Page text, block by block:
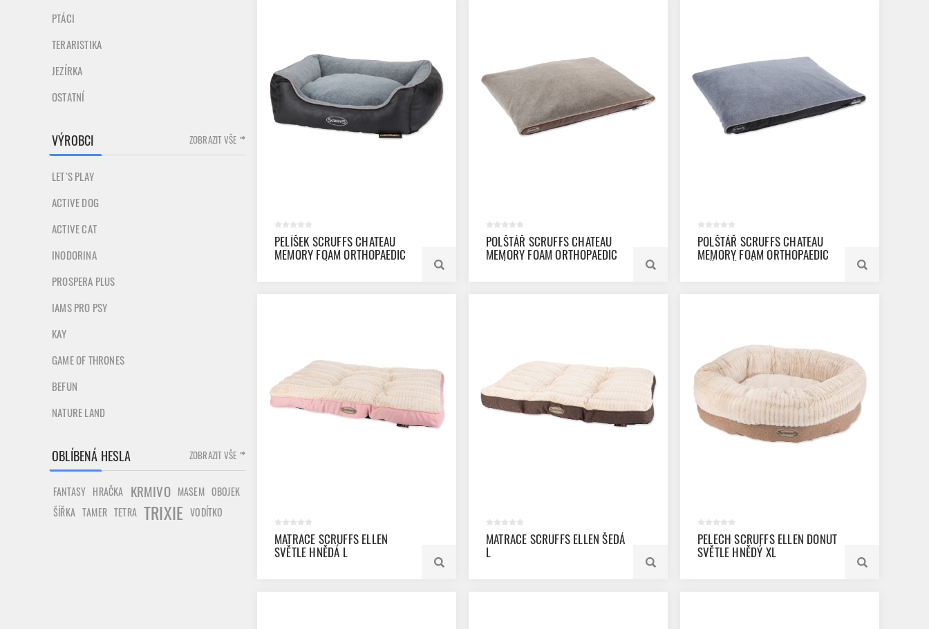
PELÍŠEK SCRUFFS CHATEAU
MEMORY FOAM ORTHOPAEDIC
POLŠTÁŘ SCRUFFS CHATEAU
MEMORY FOAM ORTHOPAEDIC
POLŠTÁŘ SCRUFFS CHATEAU
MEMORY FOAM ORTHOPAEDIC
MATRACE SCRUFFS ELLEN
SVĚTLE HNĚDÁ L
MATRACE SCRUFFS ELLEN ŠEDÁ
L
PELECH SCRUFFS ELLEN DONUT
SVĚTLE HNĚDÝ XL
PTÁCI
TERARISTIKA
JEZÍRKA
OSTATNÍ
VÝROBCI
LET`S PLAY
ACTIVE DOG
ACTIVE CAT
INODORINA
PROSPERA PLUS
IAMS PRO PSY
KAY
GAME OF THRONES
BEFUN
NATURE LAND
ZOBRAZIT VŠE
OBLÍBENÁ HESLA
FANTASY HRAČKA KRMIVO MASEM OBOJEK
ŠÍŘKA TAMER TETRA TRIXIE VODÍTKO
ZOBRAZIT VŠE